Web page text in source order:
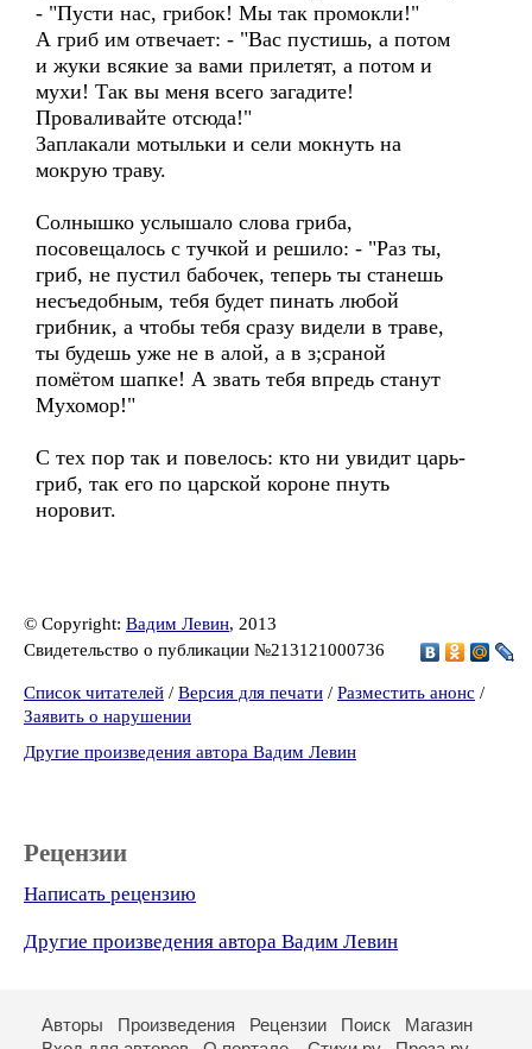
- "Пусти нас, грибок! Мы так промокли!"
А гриб им отвечает: - "Вас пустишь, а потом
и жуки всякие за вами прилетят, а потом и
мухи! Так вы меня всего загадите!
Проваливайте отсюда!"
Заплакали мотыльки и сели мокнуть на
мокрую траву.
Солнышко услышало слова гриба,
посовещалось с тучкой и решило: - "Раз ты,
гриб, не пустил бабочек, теперь ты станешь
несъедобным, тебя будет пинать любой
грибник, а чтобы тебя сразу видели в траве,
ты будешь уже не в алой, а в з;сраной
помётом шапке! А звать тебя впредь станут
Мухомор!"
С тех пор так и повелось: кто ни увидит царь-
гриб, так его по царской короне пнуть
норовит.
© Copyright: Вадим Левин, 2013
Свидетельство о публикации №213121000736
Список читателей / Версия для печати / Разместить анонс /
Заявить о нарушении
Другие произведения автора Вадим Левин
Рецензии
Написать рецензию
Другие произведения автора Вадим Левин
Авторы Произведения Рецензии Поиск
Магазин